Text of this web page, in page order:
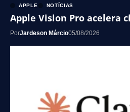
APPLE NOTÍCIAS
Apple Vision Pro acelera
PorJardeson Márcio05/08/2026